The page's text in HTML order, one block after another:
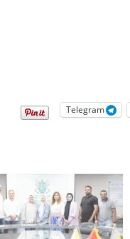
Telegram